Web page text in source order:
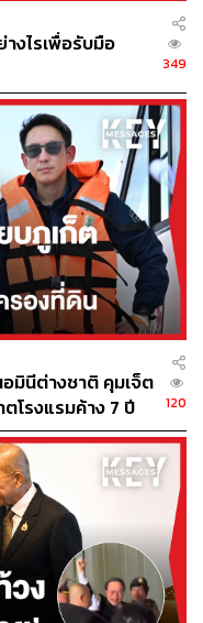
ลปิดจองวัคซีน
ซีนทางเลือก Moderna
แห่งที่ได้เปิดให้
ด้ในราคาเข็มละ
ะบบรับจองวัคซีน
รงพยาบาลที่ปิดระบบ
ร์พอร์ต
ะกอกและปิยะเวท
รือพริ้นซิเพิล เฮลท์
ษฎร์
ศรีธรรมราช
งไรเพื่อรับมือ
349
มินีต่างชาติ คุมเจ็ต
โรงแรมค้าง 7 ปี
120